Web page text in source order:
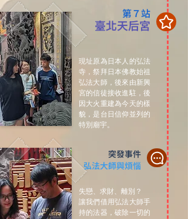
第７站
臺北天后宮
現址原為日本人的弘法
寺，祭拜日本佛教始祖
弘法大師，後來由新興
宮的信徒接收進駐，後
因大火重建為今天的樣
貌，是台日信仰並列的
特別廟宇。
突發事件
弘法大師與煩惱
失戀、求財、離別？
讓我們借用弘法大師手
持的法器，破除一切的